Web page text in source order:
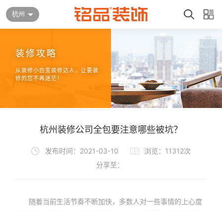
杭州
装修攻略
从装修小白变装修达人，让要装
修的您不再迷茫！
杭州装修公司全包要注意哪些被坑？
发布时间：2021-03-10
浏览：11312次
分享至：
随着当前生活节奏不断加快，多数人对一些事情的上心度